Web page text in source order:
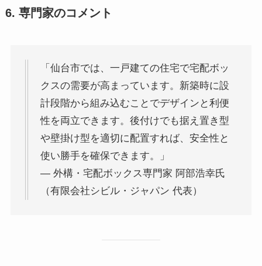
6. 専門家のコメント
「仙台市では、一戸建ての住宅で宅配ボッ
クスの需要が高まっています。新築時に設
計段階から組み込むことでデザインと利便
性を両立できます。後付けでも据え置き型
や壁掛け型を適切に配置すれば、安全性と
使い勝手を確保できます。」
— 外構・宅配ボックス専門家 阿部浩幸氏
（有限会社シビル・ジャパン 代表）